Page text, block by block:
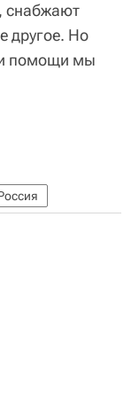
снабжают
другое. Но
и помощи мы